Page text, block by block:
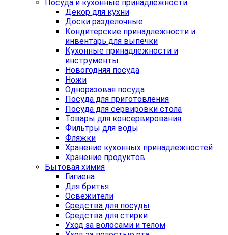
Посуда и кухонные принадлежности
Декор для кухни
Доски разделочные
Кондитерские принадлежности и
инвентарь для выпечки
Кухонные принадлежности и
инструменты
Новогодняя посуда
Ножи
Одноразовая посуда
Посуда для приготовления
Посуда для сервировки стола
Товары для консервирования
Фильтры для воды
Фляжки
Хранение кухонных принадлежностей
Хранение продуктов
Бытовая химия
Гигиена
Для бритья
Освежители
Средства для посуды
Средства для стирки
Уход за волосами и телом